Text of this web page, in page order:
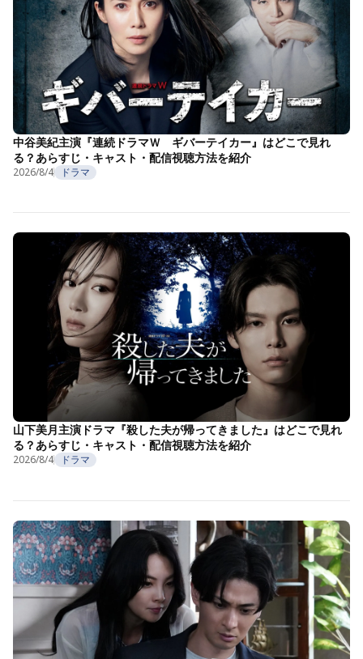
中谷美紀主演『連続ドラマＷ ギバーテイカー』はどこで見れ
る？あらすじ・キャスト・配信視聴方法を紹介
2026/8/4 ドラマ
山下美月主演ドラマ『殺した夫が帰ってきました』はどこで見れ
る？あらすじ・キャスト・配信視聴方法を紹介
2026/8/4 ドラマ